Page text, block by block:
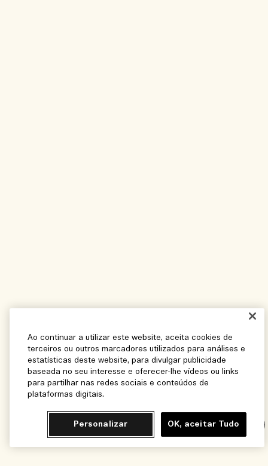
Chat
Ao continuar a utilizar este website, aceita cookies de
terceiros ou outros marcadores utilizados para análises e
estatísticas deste website, para divulgar publicidade
baseada no seu interesse e oferecer-lhe vídeos ou links
para partilhar nas redes sociais e conteúdos de
plataformas digitais.
Personalizar OK, aceitar Tudo